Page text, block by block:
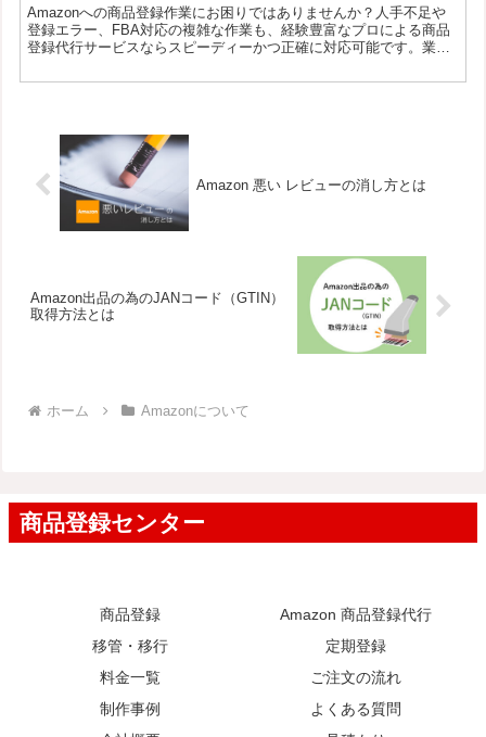
Amazonへの商品登録作業にお困りではありませんか？人手不足や
登録エラー、FBA対応の複雑な作業も、経験豊富なプロによる商品
登録代行サービスならスピーディーかつ正確に対応可能です。業務
ンをご紹介します。
Amazon 悪い レビューの消し方とは
Amazon出品の為のJANコード（GTIN）
取得方法とは
ホーム Amazonについて
商品登録
Amazon 商品登録代行
移管・移行
定期登録
料金一覧
ご注文の流れ
制作事例
よくある質問